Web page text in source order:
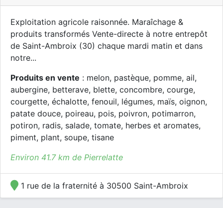
Exploitation agricole raisonnée. Maraîchage &
produits transformés Vente-directe à notre entrepôt
de Saint-Ambroix (30) chaque mardi matin et dans
notre...
Produits en vente : melon, pastèque, pomme, ail,
aubergine, betterave, blette, concombre, courge,
courgette, échalotte, fenouil, légumes, maïs, oignon,
patate douce, poireau, pois, poivron, potimarron,
potiron, radis, salade, tomate, herbes et aromates,
piment, plant, soupe, tisane
Environ 41.7 km de Pierrelatte
1 rue de la fraternité à 30500 Saint-Ambroix